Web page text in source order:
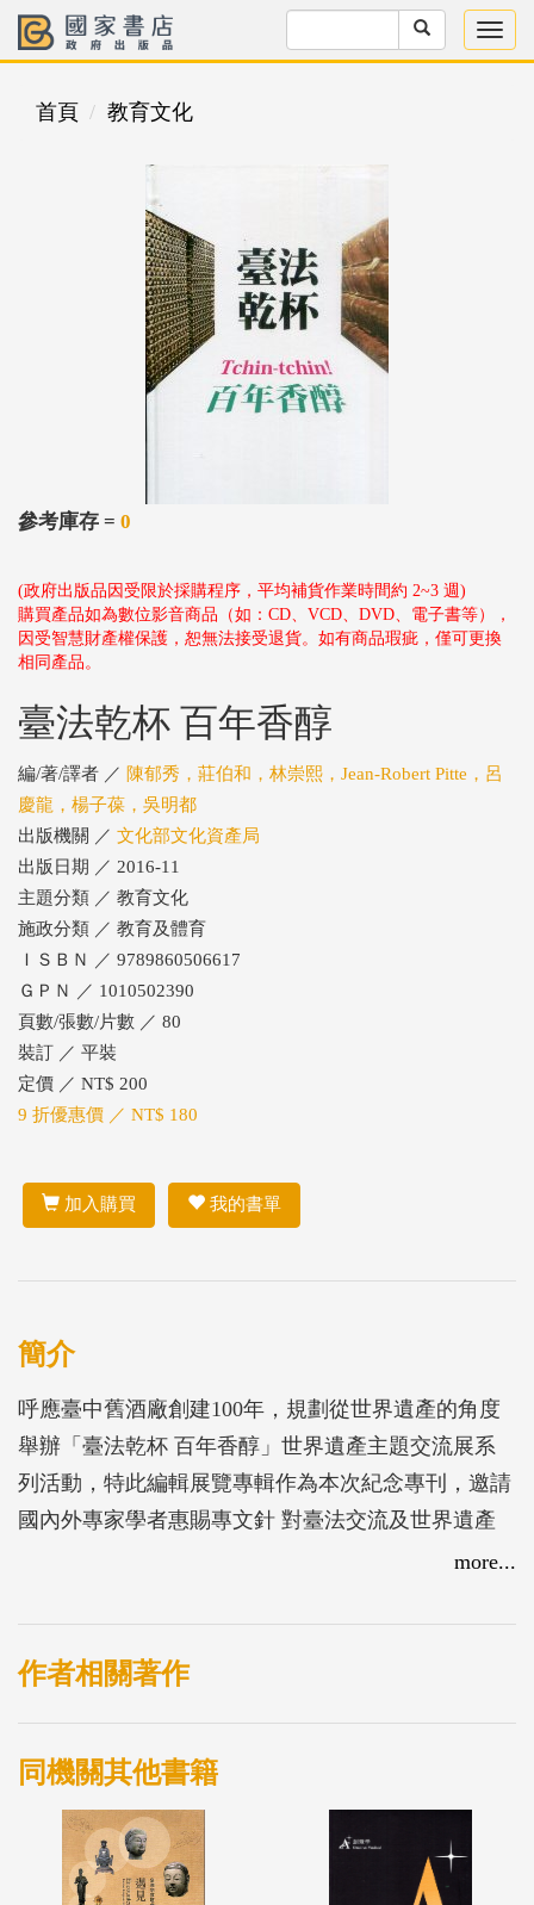
首頁 教育文化
參考庫存 = 0
(政府出版品因受限於採購程序，平均補貨作業時間約 2~3 週)
購買產品如為數位影音商品（如：CD、VCD、DVD、電子書等），
因受智慧財產權保護，恕無法接受退貨。如有商品瑕疵，僅可更換
相同產品。
臺法乾杯 百年香醇
編/著/譯者 ／ 陳郁秀，莊伯和，林崇熙，Jean-Robert Pitte，呂
慶龍，楊子葆，吳明都
出版機關 ／ 文化部文化資產局
出版日期 ／ 2016-11
主題分類 ／ 教育文化
施政分類 ／ 教育及體育
ＩＳＢＮ ／ 9789860506617
ＧＰＮ ／ 1010502390
頁數/張數/片數 ／ 80
裝訂 ／ 平裝
定價 ／ NT$ 200
9 折優惠價 ／ NT$ 180
加入購買 我的書單
簡介
呼應臺中舊酒廠創建100年，規劃從世界遺產的角度
舉辦「臺法乾杯 百年香醇」世界遺產主題交流展系
列活動，特此編輯展覽專輯作為本次紀念專刊，邀請
國內外專家學者惠賜專文針 對臺法交流及世界遺產
等主題進行對話，更希望能夠將臺灣文化的意涵進行
more...
作者相關著作
同機關其他書籍